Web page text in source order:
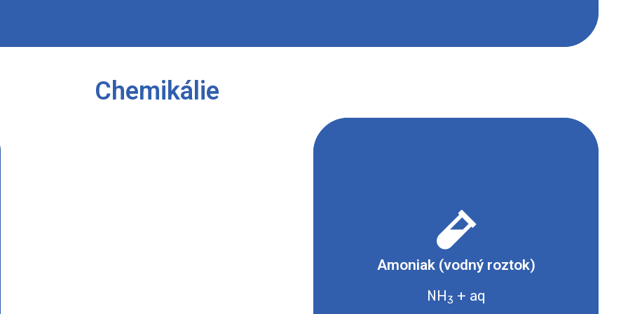
Chemikálie
Amoniak (vodný roztok)
NH3 + aq
- Dráždivé nebo s narkotickými účinky
- Žíravé a korozivní
Bezpečnostní list